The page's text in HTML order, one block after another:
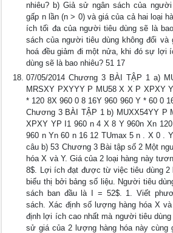
nhiêu? b) Giả sử ngân sách của
gấp n lần (n > 0) và giá của cả hai loại
ích tối đa của người tiêu dùng sẽ là
sách của người tiêu dùng không đổi và
hoá đều giảm đi một nửa, khi đó sự lợi
dùng sẽ là bao nhiêu? 51 17
07/05/2014 Chương 3 BÀI TẬP 1 a)
MRSXY PXYYY P MU58 X X P XPXY
* 120 8X 960 0 8 16Y 960 960 Y * 60 0
Chương 3 BÀI TẬP 1 b) MUXX54YY P
XPXY YP I1 960 n 4 X 8 Y 960n Xn
960 n Yn 60 n 16 12 TUmax 5 n . X 0 .
câu b) 53 Chương 3 Bài tập số 2 Một
hóa X và Y. Giá của 2 loại hàng này
8$. Lợi ích đạt được từ việc tiêu dùng 2
biểu thị bởi bảng số liệu. Người tiêu
sách ban đầu là I = 52$. 1. Viết
sách. Xác định số lượng hàng hóa X
định lợi ích cao nhất mà người tiêu
sử giá của 2 lượng hàng hóa này cùng